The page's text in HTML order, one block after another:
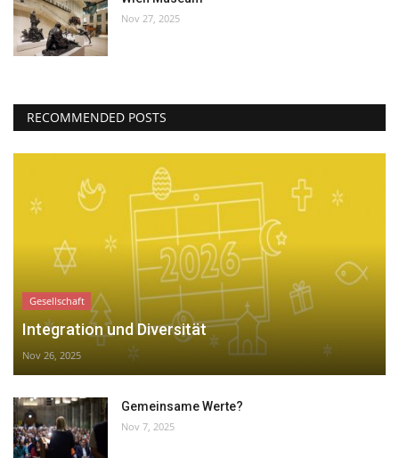
Nov 27, 2025
RECOMMENDED POSTS
Gesellschaft
Integration und Diversität
Nov 26, 2025
Gemeinsame Werte?
Nov 7, 2025